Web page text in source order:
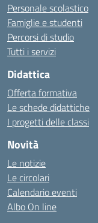
Personale scolastico
Famiglie e studenti
Percorsi di studio
Tutti i servizi
Didattica
Offerta formativa
Le schede didattiche
I progetti delle classi
Novità
Le notizie
Le circolari
Calendario eventi
Albo On line